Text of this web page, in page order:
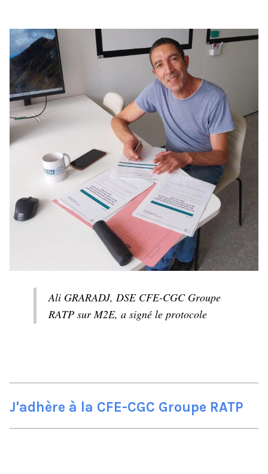
Ali GRARADJ, DSE CFE-CGC Groupe
RATP sur M2E, a signé le protocole
J'adhère à la CFE-CGC Groupe RATP